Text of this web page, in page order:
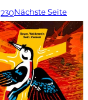
230Nächste Seite